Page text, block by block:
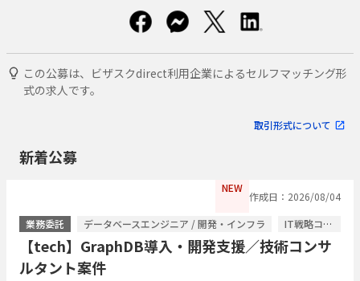
この公募は、ビザスクdirect利用企業によるセルフマッチング形
式の求人です。
取引形式について
新着公募
NEW
作成日：2026/08/04
業務委託
データベースエンジニア / 開発・インフラ IT戦略コンサル / ITコンサルタント
【tech】GraphDB導入・開発支援／技術コンサ
ルタント案件